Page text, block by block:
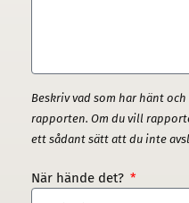
Beskriv vad som har hänt
rapporten. Om du vill
ett sådant sätt att du inte
När hände det?